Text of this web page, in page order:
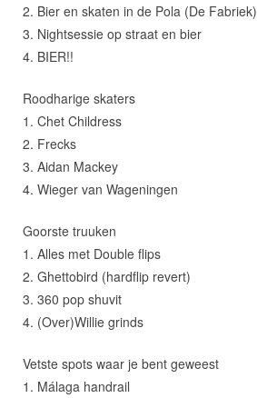
2. Bier en skaten in de Pola (De Fabriek)
3. Nightsessie op straat en bier
4. BIER!!
Roodharige skaters
1. Chet Childress
2. Frecks
3. Aidan Mackey
4. Wieger van Wageningen
Goorste truuken
1. Alles met Double flips
2. Ghettobird (hardflip revert)
3. 360 pop shuvit
4. (Over)Willie grinds
Vetste spots waar je bent geweest
1. Málaga handrail